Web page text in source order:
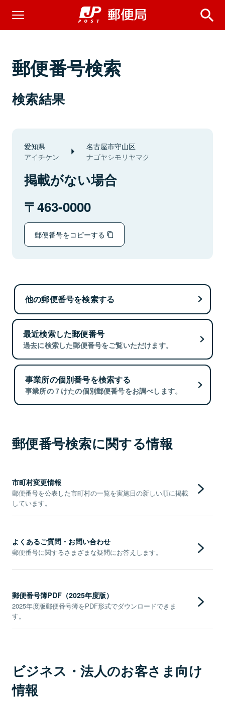
郵便番号検索
検索結果
愛知県
アイチケン
名古屋市守山区
ナゴヤシモリヤマク
掲載がない場合
463-0000
郵便番号をコピーする
他の郵便番号を検索する
最近検索した郵便番号
過去に検索した郵便番号をご覧いただけます。
事業所の個別番号を検索する
事業所の７けたの個別郵便番号をお調べします。
郵便番号検索に関する情報
市町村変更情報
郵便番号を公表した市町村の一覧を実施日の新しい順に掲載
しています。
よくあるご質問・お問い合わせ
郵便番号に関するさまざまな疑問にお答えします。
郵便番号簿PDF（2025年度版）
2025年度版郵便番号簿をPDF形式でダウンロードできま
す。
ビジネス・法人のお客さま向け
情報